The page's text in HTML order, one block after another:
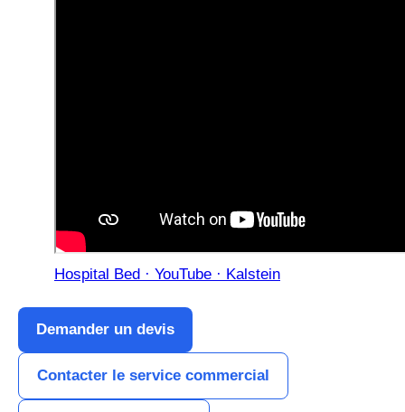
Hospital Bed · YouTube · Kalstein
Demander un devis
Contacter le service commercial